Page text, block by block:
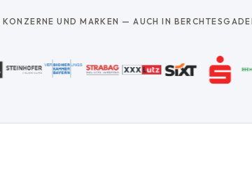
KONZERNE UND MARKEN — AUCH IN